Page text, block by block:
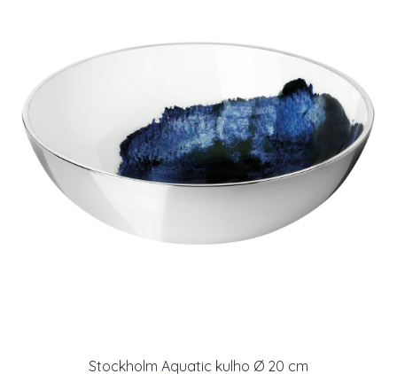
Stockholm Aquatic kulho Ø 20 cm